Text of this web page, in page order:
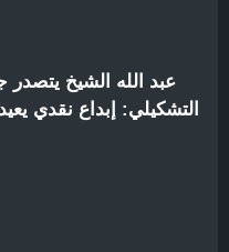
عبد الله الشيخ يتصدر
التشكيلي: إبداع نقدي